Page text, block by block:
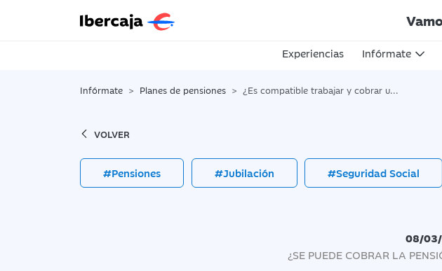
Experiencias Infórmate
Infórmate Planes de pensiones ¿Es compatible trabajar y cobrar una pensión de viudedad?
VOLVER
#Pensiones #Jubilación #Seguridad Social
08/03/
¿SE PUEDE COBRAR LA